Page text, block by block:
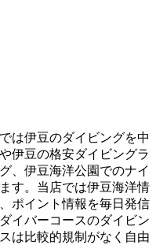
は伊豆のダイビングを中
伊豆の格安ダイビングラ
、伊豆海洋公園でのナイ
す。当店では伊豆海洋情
ポイント情報を毎日発信
イバーコースのダイビン
は比較的規制がなく自由